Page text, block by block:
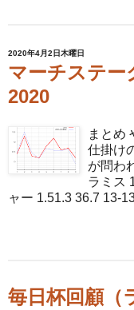
2020年4月2日木曜日
マーチステー
2020
まとめ
仕掛け
が問わ
ラミス
ャー 1.51.3 36.7 13-
毎日杯回顧（